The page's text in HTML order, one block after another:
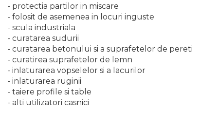
Extractor Rulmenti
Cabluri
Pompa transfer lichide
Pompa Aer
Cric Manual
Ulei Hidraulic
- protectia partilor in miscare
- folosit de asemenea in locuri inguste
- scula industriala
- curatarea sudurii
- curatarea betonului si a suprafetelor de pereti
- curatirea suprafetelor de lemn
- inlaturarea vopselelor si a lacurilor
- inlaturarea ruginii
- taiere profile si table
- alti utilizatori casnici